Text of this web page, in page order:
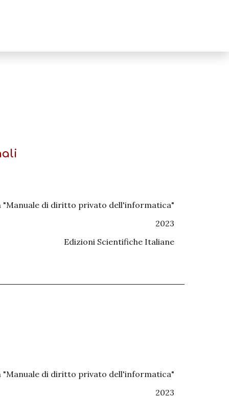
2023
Edizioni Scientifiche Italiane
"Manuale di diritto privato dell'informatica"
2023
"Manuale di diritto privato dell'informatica"